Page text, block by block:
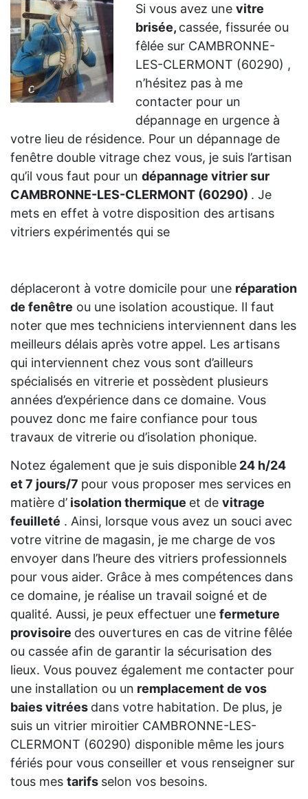
Si vous avez unevitre
brisée, cassée, fissurée ou
fêlée sur CAMBRONNE-
LES-CLERMONT (60290) ,
n’hésitez pas à me
contacter pour un
dépannage en urgence à
votre lieu de résidence. Pour un dépannage de
fenêtre double vitrage chez vous, je suis l’artisan
qu’il vous faut pour un dépannage vitrier sur
CAMBRONNE-LES-CLERMONT (60290) . Je
mets en effet à votre disposition des artisans
vitriers expérimentés qui se
déplaceront à votre domicile pour une réparation
de fenêtre ou une isolation acoustique. Il faut
noter que mes techniciens interviennent dans les
meilleurs délais après votre appel. Les artisans
qui interviennent chez vous sont d’ailleurs
spécialisés en vitrerie et possèdent plusieurs
années d’expérience dans ce domaine. Vous
pouvez donc me faire confiance pour tous
travaux de vitrerie ou d’isolation phonique.
Notez également que je suis disponible 24 h/24
et 7 jours/7 pour vous proposer mes services en
matière d’ isolation thermique et de vitrage
feuilleté . Ainsi, lorsque vous avez un souci avec
votre vitrine de magasin, je me charge de vos
envoyer dans l’heure des vitriers professionnels
pour vous aider. Grâce à mes compétences dans
ce domaine, je réalise un travail soigné et de
qualité. Aussi, je peux effectuer une fermeture
provisoire des ouvertures en cas de vitrine fêlée
ou cassée afin de garantir la sécurisation des
lieux. Vous pouvez également me contacter pour
une installation ou un remplacement de vos
baies vitrées dans votre habitation. De plus, je
suis un vitrier miroitier CAMBRONNE-LES-
CLERMONT (60290) disponible même les jours
fériés pour vous conseiller et vous renseigner sur
tous mes tarifs selon vos besoins.